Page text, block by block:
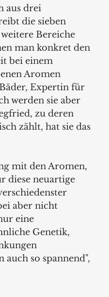
die sieben
Bereiche
man konkret den
bei einem
Aromen
Expertin für
werden sie aber
zu deren
zählt, hat sie das
mit den Aromen,
diese neuartige
aber nicht
eine
Genetik,
auch so spannend",